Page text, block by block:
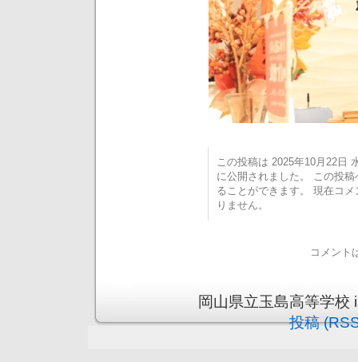
この投稿は 2025年10月22日
に公開されました。 この投
ることができます。 現在コ
りません。
コメント
岡山県立玉島高等学
投稿